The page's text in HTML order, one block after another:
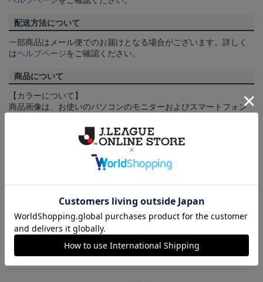
配送方法について
一部商品はメール便でのお届けとなる場合がございます。詳しく
はヘルプページをご確認ください。
商品について
【カラーについて】
商品画像は、お使いのパソコンのモニターおよびスマートフォン
て見える場合がございます。あらかじめご了承ください。
取り扱い商品によっては、パッケージやデザインなどの仕様が予
告なく変更になることがございます。
決済について
ギフト対応について
ヘルプページ